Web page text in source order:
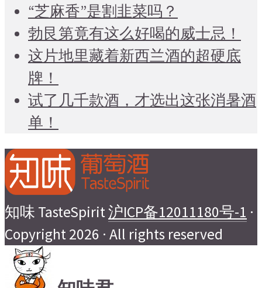
“芝麻香”是割韭菜吗？
勃艮第竟有这么好喝的威士忌！
这片地里藏着新西兰酒的超硬底
牌！
试了几千款酒，才选出这张消暑酒
单！
知味 TasteSpirit沪ICP备12011180号-1 ·
Copyright 2026 · All rights reserved